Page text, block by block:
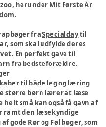
herunder Mit Første År
fraSpecialdaytil
som skal udfylde deres
En perfekt gave til
fra bedsteforældre.
til både leg og læring
større børn lærer at læse
helt små kan også få gavn af
ramt den læsekyndige
gode Rør og Føl bøger, som